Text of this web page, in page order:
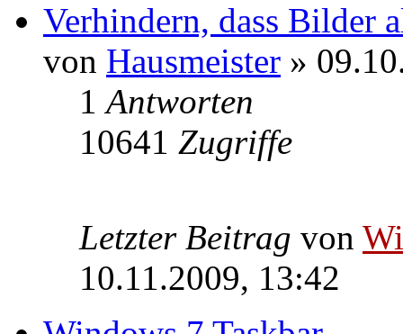
Verhindern, dass Bilder
von Hausmeister »
1Antworten
10641 Zugriffe
Letzter Beitrag von
10.11.2009, 13:42